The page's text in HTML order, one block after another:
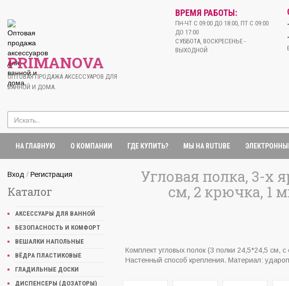
PRIMANOVA
ОПТОВАЯ ПРОДАЖА АКСЕССУАРОВ ДЛЯ
ВАННОЙ И ДОМА.
ВРЕМЯ РАБОТЫ:
ПН-ЧТ С 09:00 ДО 18:00, ПТ С 09:00
ДО 17:00
СУББОТА, ВОСКРЕСЕНЬЕ -
ВЫХОДНОЙ
НА ГЛАВНУЮ О КОМПАНИИ ГДЕ КУПИТЬ? МЫ НА RUTUBE
Вход / Регистрация
Каталог
АКСЕССУАРЫ ДЛЯ ВАННОЙ
БЕЗОПАСНОСТЬ И КОМФОРТ
ВЕШАЛКИ НАПОЛЬНЫЕ
ВЁДРА ПЛАСТИКОВЫЕ
ГЛАДИЛЬНЫЕ ДОСКИ
ДИСПЕНСЕРЫ (ДОЗАТОРЫ)
Угловая полка, 3-х
см, 2 крючка, 1
Комплект угловых полок (3 полки 24,5*24,5 см,
Настенный способ крепления. Материал: